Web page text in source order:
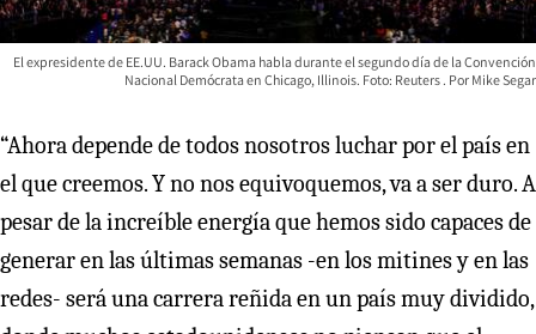
El expresidente de EE.UU. Barack Obama habla durante el segundo día de la Convención
Nacional Demócrata en Chicago, Illinois. Foto: Reuters
Mike Segar
“Ahora depende de todos nosotros luchar por el país en
el que creemos. Y no nos equivoquemos, va a ser duro. A
pesar de la increíble energía que hemos sido capaces de
generar en las últimas semanas -en los mitines y en las
redes- será una carrera reñida en un país muy dividido,